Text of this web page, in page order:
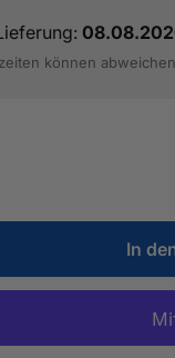
können
In